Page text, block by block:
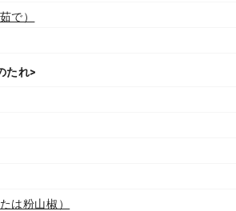
で）
たれ>
は粉山椒）